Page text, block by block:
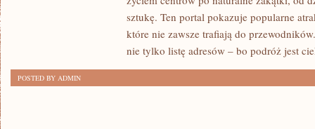
sztukę. Ten portal pokazuje popularne
które nie zawsze trafiają do
nie tylko listę adresów – bo podróż jest
POSTED BY ADMIN